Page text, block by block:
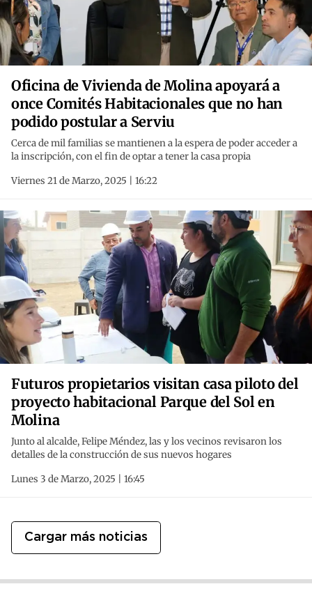
Oficina de Vivienda de Molina apoyará a
once Comités Habitacionales que no han
podido postular a Serviu
Cerca de mil familias se mantienen a la espera de poder acceder a
la inscripción, con el fin de optar a tener la casa propia
Viernes 21 de Marzo, 2025 | 16:22
Futuros propietarios visitan casa piloto del
proyecto habitacional Parque del Sol en
Molina
Junto al alcalde, Felipe Méndez, las y los vecinos revisaron los
detalles de la construcción de sus nuevos hogares
Lunes 3 de Marzo, 2025 | 16:45
Cargar más noticias